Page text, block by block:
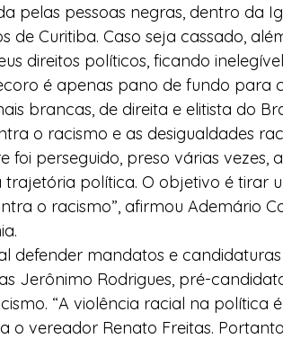
pelas pessoas negras, dentro da
de Curitiba. Caso seja cassado,
direitos políticos, ficando
é apenas pano de fundo para
brancas, de direita e elitista do
o racismo e as desigualdades
foi perseguido, preso várias vezes,
política. O objetivo é tirar
o racismo”, afirmou Ademário
defender mandatos e
Jerônimo Rodrigues, pré-
“A violência racial na política
o vereador Renato Freitas.